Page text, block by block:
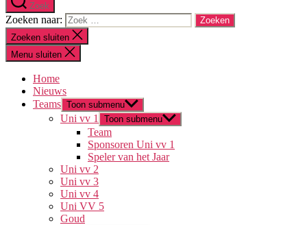
Zoek
Zoeken naar:
Zoeken sluiten
Menu sluiten
Home
Nieuws
Teams Toon submenu
Uni vv 1 Toon submenu
Team
Sponsoren Uni vv 1
Speler van het Jaar
Uni vv 2
Uni vv 3
Uni vv 4
Uni VV 5
Goud